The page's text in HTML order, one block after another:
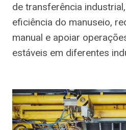
de transferência
eficiência do manuseio,
manual e apoiar
estáveis em diferentes